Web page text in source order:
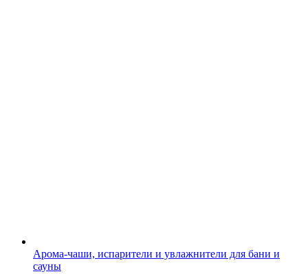
Арома-чаши, испарители и увлажнители для бани и
сауны